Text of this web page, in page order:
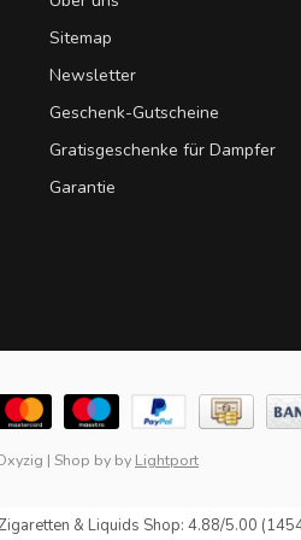
Sitemap
Newsletter
Geschenk-Gutscheine
Gratisgeschenke für Dampfer
Garantie
| Shop by by Lightport
& Liquids Shop: 4.88/5.00